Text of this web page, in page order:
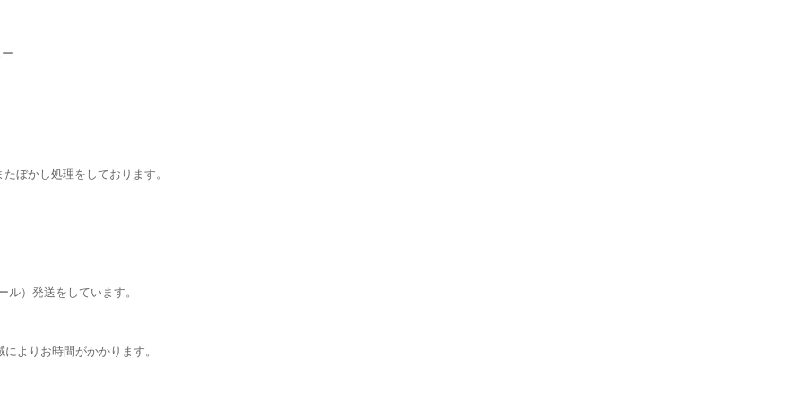
ぼかし処理をしております。
）発送をしています。
よりお時間がかかります。